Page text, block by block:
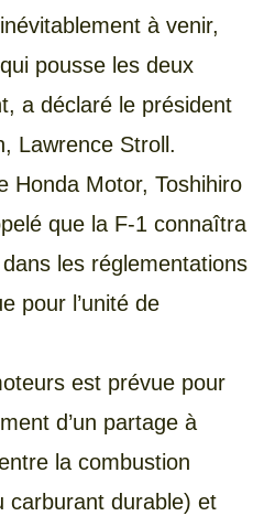
à venir,
pousse les deux
a déclaré le président
Lawrence Stroll.
Honda Motor, Toshihiro
que la F-1 connaîtra
les réglementations
pour l’unité de
est prévue pour
d’un partage à
la combustion
carburant durable) et